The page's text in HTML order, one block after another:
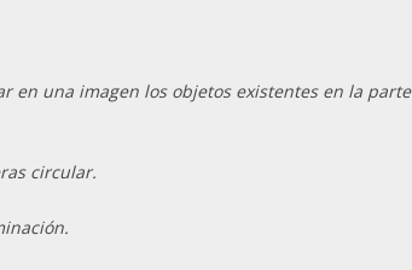
en una imagen los objetos existentes en la parte
circular.